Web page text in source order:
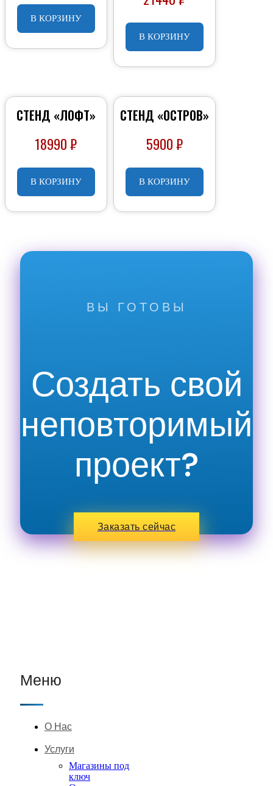
В КОРЗИНУ
В КОРЗИНУ
СТЕНД «ЛОФТ»
18990₽
В КОРЗИНУ
СТЕНД «ОСТРОВ»
5900₽
В КОРЗИНУ
ВЫ ГОТОВЫ
Создать свой
неповторимый
проект?
Заказать сейчас
Меню
О Нас
Услуги
Магазины под
ключ